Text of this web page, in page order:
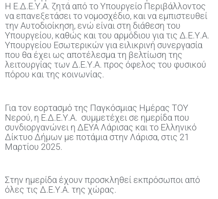
Η Ε.Δ.Ε.Υ.Α. ζητά από το Υπουργείο Περιβάλλοντος
να επανεξετάσει το νομοσχέδιο, και να εμπιστευθεί
την Αυτοδιοίκηση, ενώ είναι στη διάθεση του
Υπουργείου, καθώς και του αρμόδιου για τις Δ.Ε.Υ.Α.
Υπουργείου Εσωτερικών για ειλικρινή συνεργασία
που θα έχει ως αποτέλεσμα τη βελτίωση της
λειτουργίας των Δ.Ε.Υ.Α. προς όφελος του φυσικού
πόρου και της κοινωνίας.
Για τον εορτασμό της Παγκόσμιας Ημέρας ΤΟΥ
Νερού, η Ε.Δ.Ε.Υ.Α. συμμετέχει σε ημερίδα που
συνδιοργανώνει η ΔΕΥΑ Λάρισας και το Ελληνικό
Δίκτυο Δήμων με ποτάμια στην Λάρισα, στις 21
Μαρτίου 2025.
Στην ημερίδα έχουν προσκληθεί εκπρόσωποι από
όλες τις Δ.Ε.Υ.Α. της χώρας.